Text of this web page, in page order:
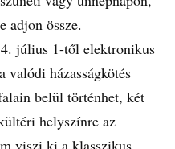
adjon össze.
július 1-től elektronikus
házasságkötés
belül történhet, két
helyszínre az
viszi ki a klasszikus